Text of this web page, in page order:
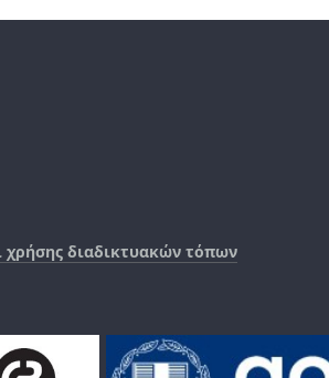
χρήσης διαδικτυακών τόπων